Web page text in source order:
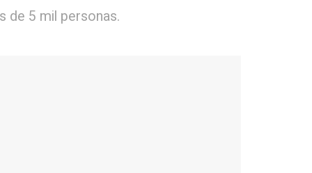
de 5 mil personas.